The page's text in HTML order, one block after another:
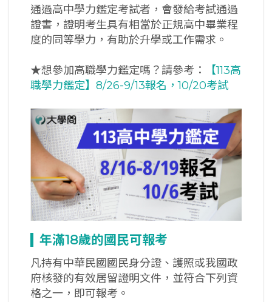
通過高中學力鑑定考試者，會發給考試通過
證書，證明考生具有相當於正規高中畢業程
度的同等學力，有助於升學或工作需求。
★想參加高職學力鑑定嗎？請參考：
【113高
職學力鑑定】8/26-9/13報名，10/20考試
年滿18歲的國民可報考
凡持有中華民國國民身分證、護照或我國政
府核發的有效居留證明文件，並符合下列資
格之一，即可報考。